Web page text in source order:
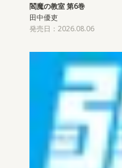
閻魔の教室 第6巻
田中優吏
発売日：2026.08.06